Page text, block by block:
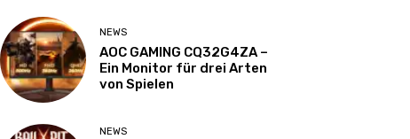
NEWS
AOC GAMING CQ32G4ZA –
Ein Monitor für drei Arten
von Spielen
NEWS